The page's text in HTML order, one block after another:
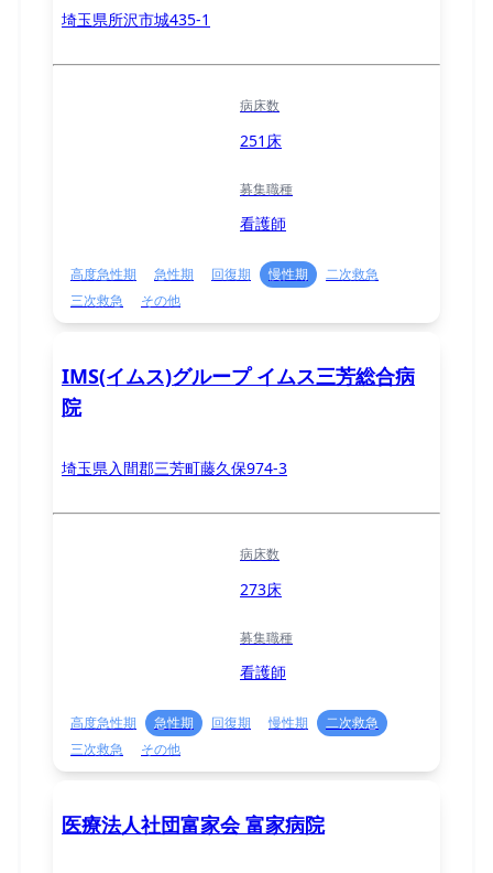
埼玉県所沢市城435-1
病床数
251床
募集職種
看護師
高度急性期 急性期 回復期 慢性期
二次救急
三次救急
その他
IMS(イムス)グループ イムス三芳総合病
院
埼玉県入間郡三芳町藤久保974-3
病床数
273床
募集職種
看護師
高度急性期 急性期 回復期 慢性期
二次救急
三次救急
その他
医療法人社団富家会 富家病院